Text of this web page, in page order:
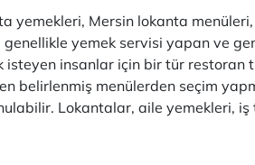
yemekleri, Mersin lokanta
genellikle yemek servisi yapan ve
isteyen insanlar için bir tür
belirlenmiş menülerden seçim
Lokantalar, aile yemekleri,